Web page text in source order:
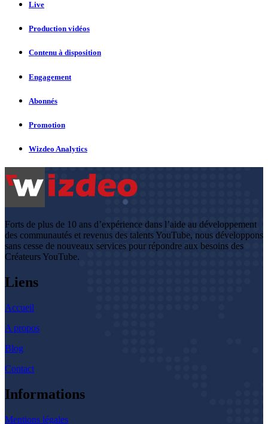
Live
Production vidéos
Contenu à disposition
Engagement
Abonnés
Promotion
Wizdeo Analytics
Forts de plus de 10 ans d’expérience dans l’aide au développement
des communautés et revenus des talents YouTube, nous développons
sans cesse de nouveaux services pour répondre aux besoins des
Créateurs YouTube.
Liens
Accueil
A propos
Blog
Contact
Informations
Mentions légales